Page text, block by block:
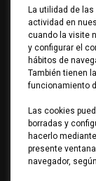
Ver Cláusula
Suscríbete a
sobre consejos
eventos… Para
Contacto
D. Calle Doctor
La utilidad de
actividad en
cuando la visite
y configurar el
hábitos de
También tienen
funcionamiento
Las cookies
borradas y
hacerlo
presente
navegador,